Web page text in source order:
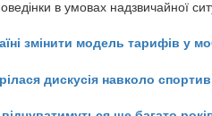
в умовах надзвичайної
змінити модель тарифів у
дискусія навколо